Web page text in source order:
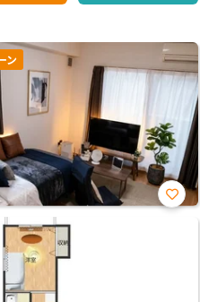
ン
お気